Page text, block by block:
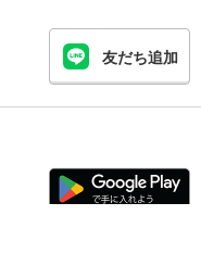
友だち追加